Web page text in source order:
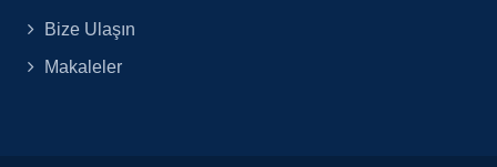
Bize Ulaşın
Makaleler